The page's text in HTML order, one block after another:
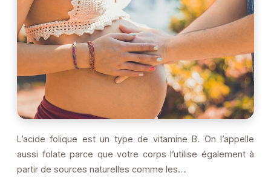
L’acide folique est un type de vitamine B. On l’appelle
aussi folate parce que votre corps l’utilise également à
partir de sources naturelles comme les…